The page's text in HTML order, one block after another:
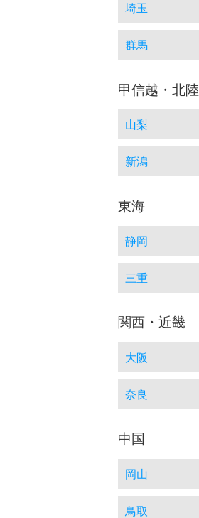
埼玉
群馬
甲信越・北陸
山梨
新潟
東海
静岡
三重
関西・近畿
大阪
奈良
中国
岡山
鳥取